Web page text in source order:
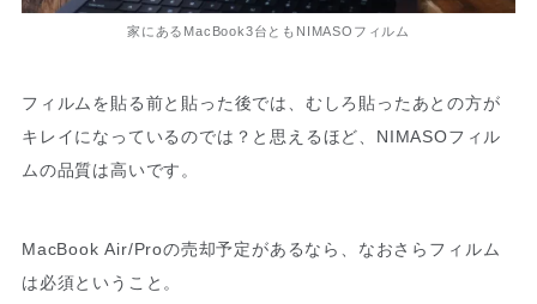
家にあるMacBook3台ともNIMASOフィルム
フィルムを貼る前と貼った後では、むしろ貼ったあとの方が
キレイになっているのでは？と思えるほど、NIMASOフィル
ムの品質は高いです。
MacBook Air/Proの売却予定があるなら、なおさらフィルム
は必須ということ。